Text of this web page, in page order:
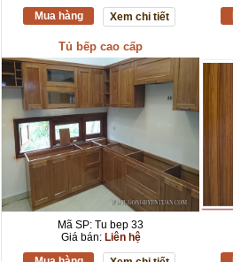
Mua hàng
Xem chi tiết
Tủ bếp cao cấp
Mã SP: Tu bep 33
Giá bán: Liên hệ